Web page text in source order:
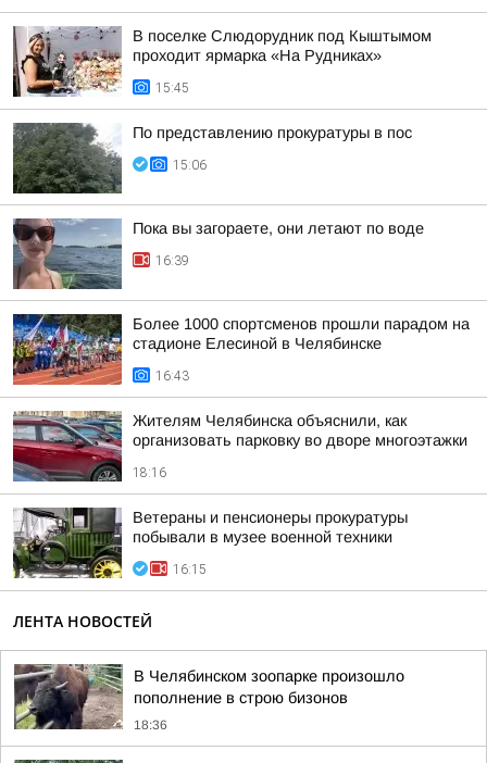
В поселке Слюдорудник под Кыштымом
проходит ярмарка «На Рудниках»
15:45
По представлению прокуратуры в пос
15:06
Пока вы загораете, они летают по воде
16:39
Более 1000 спортсменов прошли парадом на
стадионе Елесиной в Челябинске
16:43
Жителям Челябинска объяснили, как
организовать парковку во дворе многоэтажки
18:16
Ветераны и пенсионеры прокуратуры
побывали в музее военной техники
16:15
ЛЕНТА НОВОСТЕЙ
В Челябинском зоопарке произошло
пополнение в строю бизонов
18:36